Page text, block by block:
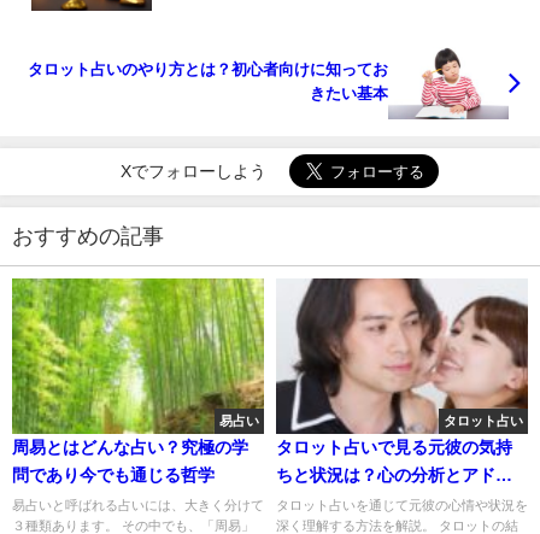
タロット占いのやり方とは？初心者向けに知ってお
きたい基本
Xでフォローしよう
おすすめの記事
易占い
周易とはどんな占い？究極の学
問であり今でも通じる哲学
易占いと呼ばれる占いには、大きく分けて
３種類あります。 その中でも、「周易」
タロット占い
タロット占いで見る元彼の気持
ちと状況は？心の分析とアドバ
イス
タロット占いを通じて元彼の心情や状況を
深く理解する方法を解説。 タロットの結